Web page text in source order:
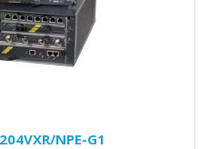
NPE-G1